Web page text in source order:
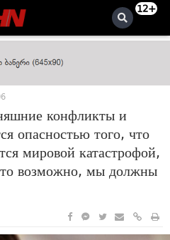
12+
конфликты и
опасностью того, что
мировой катастрофой,
возможно, мы должны